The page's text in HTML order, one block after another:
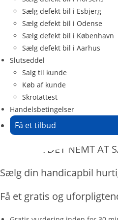
Sælg defekt bil i Esbjerg
Sælg defekt bil i Odense
Sælg defekt bil i København
Sælg defekt bil i Aarhus
Slutseddel
Salg til kunde
Køb af kunde
Skrotattest
Handelsbetingelser
Få et tilbud
— VI GØR DET NEMT AT
Sælg din handicapbil
Få et gratis og